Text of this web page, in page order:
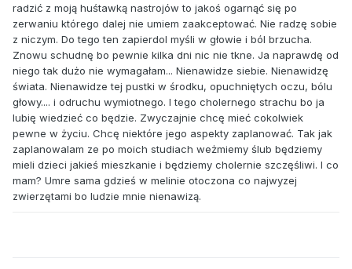
radzić z moją huśtawką nastrojów to jakoś ogarnąć się po
zerwaniu którego dalej nie umiem zaakceptować. Nie radzę sobie
z niczym. Do tego ten zapierdol myśli w głowie i ból brzucha.
Znowu schudnę bo pewnie kilka dni nic nie tkne. Ja naprawdę od
niego tak dużo nie wymagałam... Nienawidze siebie. Nienawidzę
świata. Nienawidze tej pustki w środku, opuchniętych oczu, bólu
głowy.... i odruchu wymiotnego. I tego cholernego strachu bo ja
lubię wiedzieć co będzie. Zwyczajnie chcę mieć cokolwiek
pewne w życiu. Chcę niektóre jego aspekty zaplanować. Tak jak
zaplanowalam ze po moich studiach weżmiemy ślub będziemy
mieli dzieci jakieś mieszkanie i będziemy cholernie szczęśliwi. I co
mam? Umre sama gdzieś w melinie otoczona co najwyzej
zwierzętami bo ludzie mnie nienawizą.